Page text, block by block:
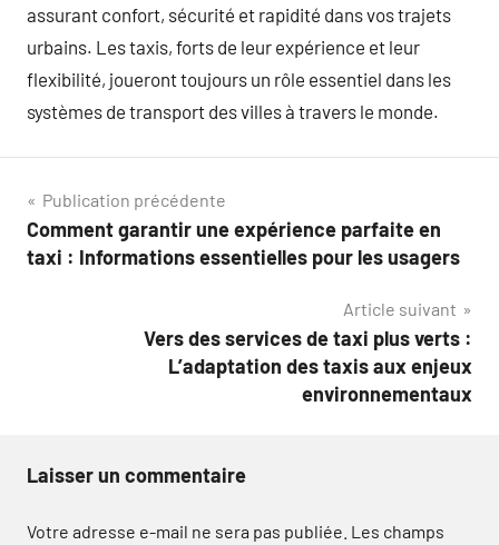
assurant confort, sécurité et rapidité dans vos trajets
urbains. Les taxis, forts de leur expérience et leur
flexibilité, joueront toujours un rôle essentiel dans les
systèmes de transport des villes à travers le monde.
Navigation
de
Publication précédente
Comment garantir une expérience parfaite en
taxi : Informations essentielles pour les usagers
Article suivant
Vers des services de taxi plus verts :
L’adaptation des taxis aux enjeux
environnementaux
Laisser un commentaire
Votre adresse e-mail ne sera pas publiée. Les champs